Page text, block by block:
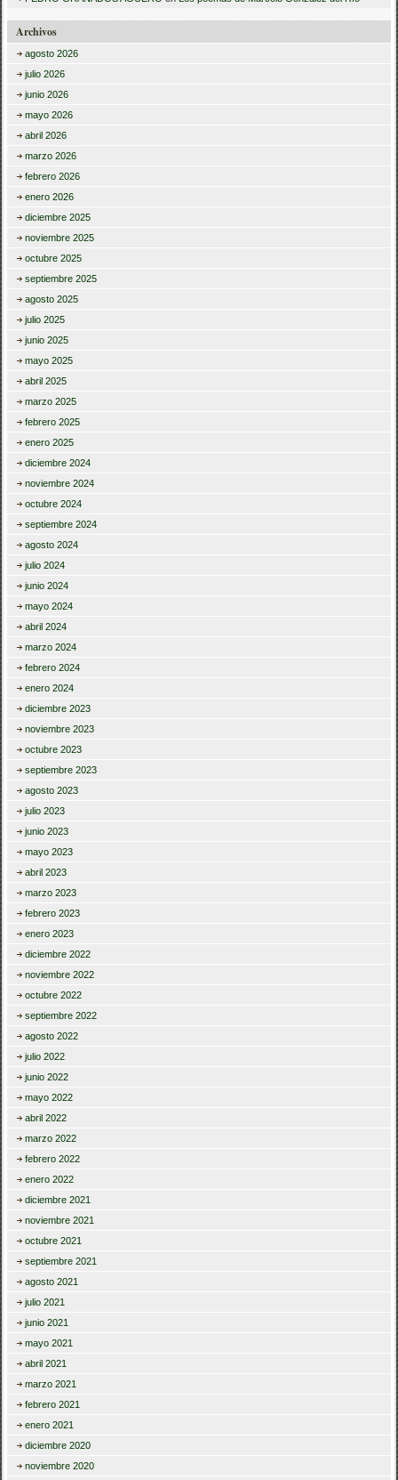
Archivos
agosto 2026
julio 2026
junio 2026
mayo 2026
abril 2026
marzo 2026
febrero 2026
enero 2026
diciembre 2025
noviembre 2025
octubre 2025
septiembre 2025
agosto 2025
julio 2025
junio 2025
mayo 2025
abril 2025
marzo 2025
febrero 2025
enero 2025
diciembre 2024
noviembre 2024
octubre 2024
septiembre 2024
agosto 2024
julio 2024
junio 2024
mayo 2024
abril 2024
marzo 2024
febrero 2024
enero 2024
diciembre 2023
noviembre 2023
octubre 2023
septiembre 2023
agosto 2023
julio 2023
junio 2023
mayo 2023
abril 2023
marzo 2023
febrero 2023
enero 2023
diciembre 2022
noviembre 2022
octubre 2022
septiembre 2022
agosto 2022
julio 2022
junio 2022
mayo 2022
abril 2022
marzo 2022
febrero 2022
enero 2022
diciembre 2021
noviembre 2021
octubre 2021
septiembre 2021
agosto 2021
julio 2021
junio 2021
mayo 2021
abril 2021
marzo 2021
febrero 2021
enero 2021
diciembre 2020
noviembre 2020